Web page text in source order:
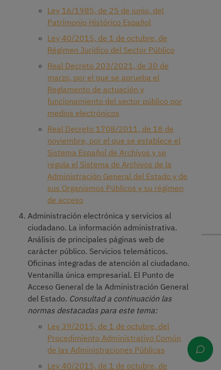
Ley 16/1985, de 25 de junio, del
Patrimonio Histórico Español
Ley 40/2015, de 1 de octubre, de
Régimen Jurídico del Sector Público
Real Decreto 203/2021, de 30 de
marzo, por el que se aprueba el
Reglamento de actuación y
funcionamiento del sector público por
medios electrónicos
Real Decreto 1708/2011, de 18 de
noviembre, por el que se establece el
Sistema Español de Archivos y se
regula el Sistema de Archivos de la
Administración General del Estado y de
sus Organismos Públicos y su régimen
de acceso
Administración electrónica y servicios al
ciudadano. La información administrativa.
Análisis de principales páginas web de
carácter público. Servicios telemáticos.
Oficinas integradas de atención al ciudadano.
Ventanilla única empresarial. El Punto de
Acceso General de la Administración General
del Estado. Consultad a continuación las
normas destacadas para este tema:
Ley 39/2015, de 1 de octubre, del
Procedimiento Administrativo Común
de las Administraciones Públicas
Ley 40/2015, de 1 de octubre, de